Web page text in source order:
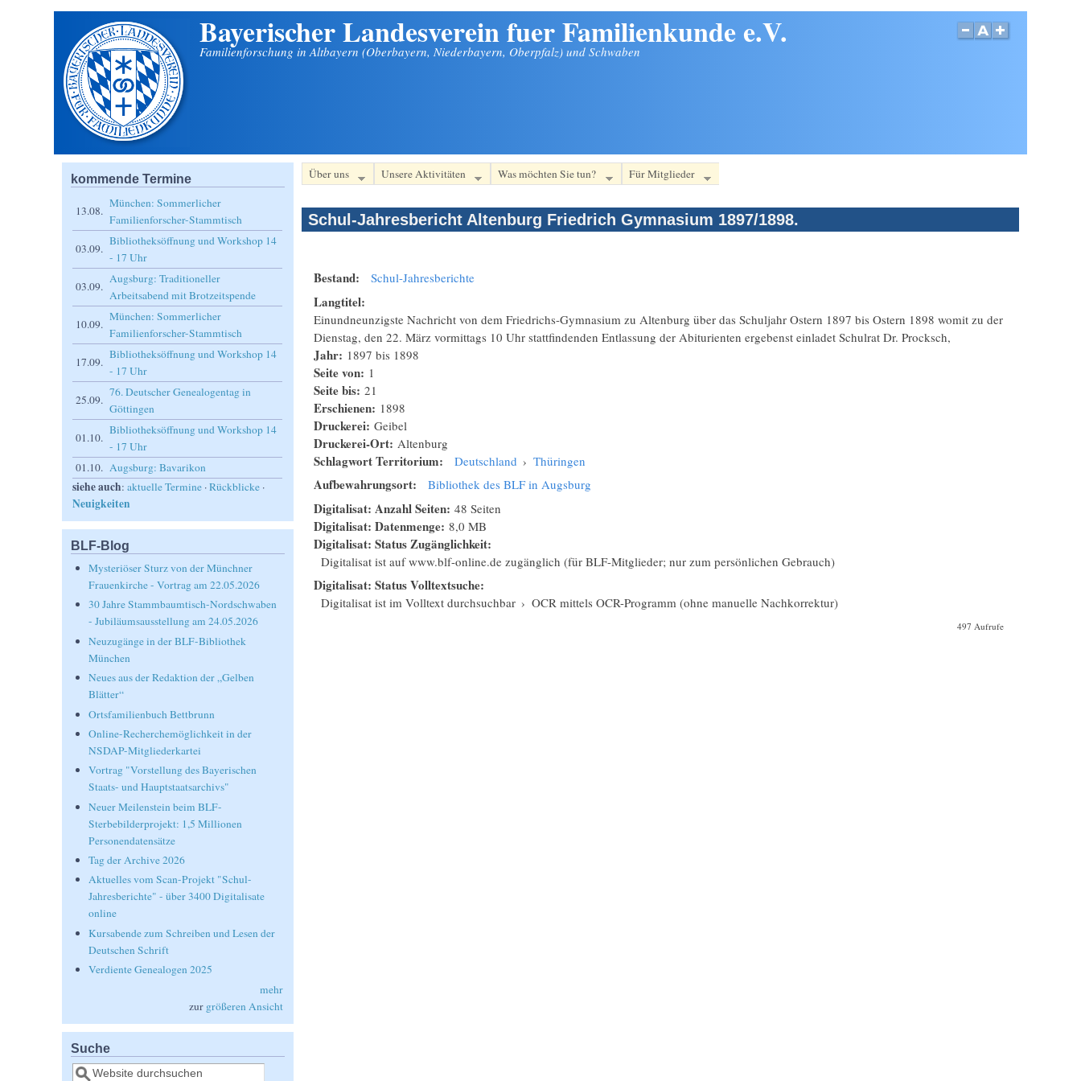
Bayerischer Landesverein fuer Familienkunde e.V.
Familienforschung in Altbayern (Oberbayern, Niederbayern, Oberpfalz) und Schwaben
Über uns Unsere Aktivitäten Was möchten Sie tun? Für Mitglieder
Schul-Jahresbericht Altenburg Friedrich Gymnasium 1897/1898.
Bestand: Schul-Jahresberichte
Langtitel:
Einundneunzigste Nachricht von dem Friedrichs-Gymnasium zu Altenburg über das Schuljahr Ostern 1897 bis Ostern 1898 womit zu der
Dienstag, den 22. März vormittags 10 Uhr stattfindenden Entlassung der Abiturienten ergebenst einladet Schulrat Dr. Procksch,
Jahr: 1897 bis 1898
Seite von: 1
Seite bis: 21
Erschienen: 1898
Druckerei: Geibel
Druckerei-Ort: Altenburg
Schlagwort Territorium: Deutschland › Thüringen
Aufbewahrungsort: Bibliothek des BLF in Augsburg
Digitalisat: Anzahl Seiten: 48 Seiten
Digitalisat: Datenmenge: 8,0 MB
Digitalisat: Status Zugänglichkeit:
Digitalisat ist auf www.blf-online.de zugänglich (für BLF-Mitglieder; nur zum persönlichen Gebrauch)
Digitalisat: Status Volltextsuche:
Digitalisat ist im Volltext durchsuchbar › OCR mittels OCR-Programm (ohne manuelle Nachkorrektur)
497 Aufrufe
kommende Termine
13.08.
München: Sommerlicher
Familienforscher-Stammtisch
03.09.
Bibliotheksöffnung und Workshop 14
- 17 Uhr
03.09.
Augsburg: Traditioneller
Arbeitsabend mit Brotzeitspende
10.09.
München: Sommerlicher
Familienforscher-Stammtisch
17.09.
Bibliotheksöffnung und Workshop 14
- 17 Uhr
25.09.
76. Deutscher Genealogentag in
Göttingen
01.10.
Bibliotheksöffnung und Workshop 14
- 17 Uhr
01.10. Augsburg: Bavarikon
siehe auch:aktuelle Termine ·Rückblicke ·
Neuigkeiten
BLF-Blog
Mysteriöser Sturz von der Münchner
Frauenkirche - Vortrag am 22.05.2026
30 Jahre Stammbaumtisch-Nordschwaben
- Jubiläumsausstellung am 24.05.2026
Neuzugänge in der BLF-Bibliothek
München
Neues aus der Redaktion der „Gelben
Blätter“
Ortsfamilienbuch Bettbrunn
Online-Recherchemöglichkeit in der
NSDAP-Mitgliederkartei
Vortrag "Vorstellung des Bayerischen
Staats- und Hauptstaatsarchivs"
Neuer Meilenstein beim BLF-
Sterbebilderprojekt: 1,5 Millionen
Personendatensätze
Tag der Archive 2026
Aktuelles vom Scan-Projekt "Schul-
Jahresberichte" - über 3400 Digitalisate
online
Kursabende zum Schreiben und Lesen der
Deutschen Schrift
Verdiente Genealogen 2025
mehr
zur größeren Ansicht
Suche
Suche